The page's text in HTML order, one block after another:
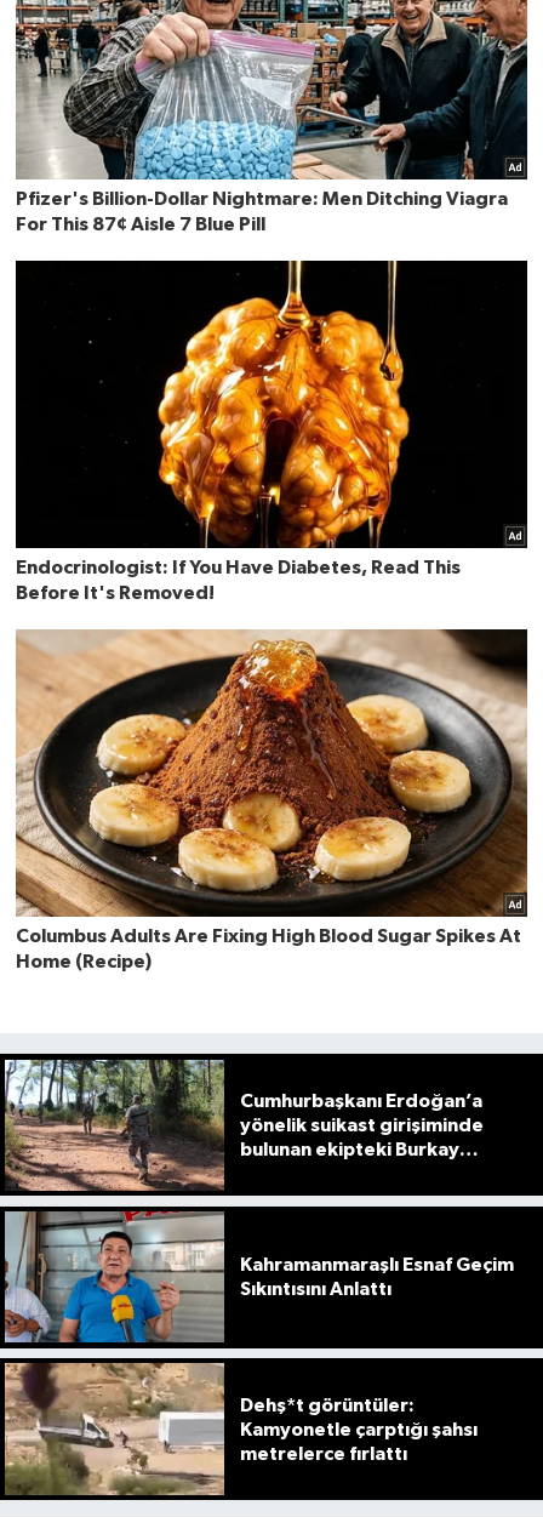
Cumhurbaşkanı Erdoğan’a
yönelik suikast girişiminde
bulunan ekipteki Burkay
Kahramanmaraşlı Esnaf Geçim
Sıkıntısını Anlattı
Dehş*t görüntüler:
Kamyonetle çarptığı şahsı
metrelerce fırlattı